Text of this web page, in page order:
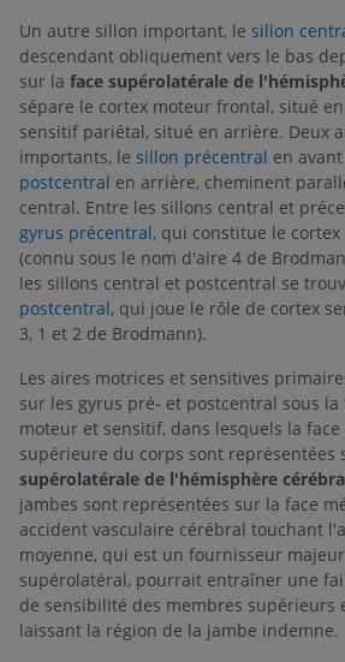
Un autre sillon important, le sillon
descendant obliquement vers le bas
sur la face supérolatérale de
sépare le cortex moteur frontal, situé
sensitif pariétal, situé en arrière. Deux
importants, le sillon précentral en
postcentral en arrière, cheminent
central. Entre les sillons central et
gyrus précentral, qui constitue le
(connu sous le nom d'aire 4 de
les sillons central et postcentral se
postcentral, qui joue le rôle de cortex
3, 1 et 2 de Brodmann).
Les aires motrices et sensitives
sur les gyrus pré- et postcentral sous
moteur et sensitif, dans lesquels la
supérieure du corps sont représentées
supérolatérale de l'hémisphère
jambes sont représentées sur la face
accident vasculaire cérébral touchant
moyenne, qui est un fournisseur
supérolatéral, pourrait entraîner une
de sensibilité des membres supérieurs
laissant la région de la jambe indemne.